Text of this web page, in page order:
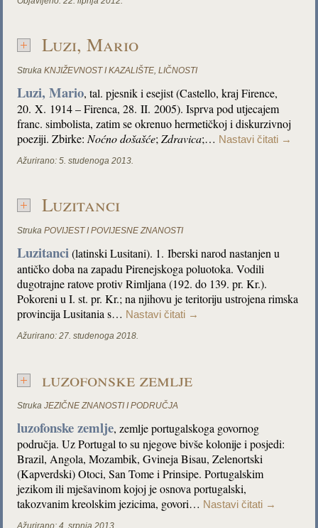
Luzi, Mario
Struka KNJIŽEVNOST I KAZALIŠTE,LIČNOSTI
Luzi, Mario, tal. pjesnik i esejist (Castello, kraj Firence,
20. X. 1914 – Firenca, 28. II. 2005). Isprva pod utjecajem
franc. simbolista, zatim se okrenuo hermetičkoj i diskurzivnoj
poeziji. Zbirke: Noćno došašće;Zdravica;… Nastavi čitati →
Ažurirano: 5. studenoga 2013.
Luzitanci
Struka POVIJEST I POVIJESNE ZNANOSTI
Luzitanci(latinski Lusitani). 1. Iberski narod nastanjen u
antičko doba na zapadu Pirenejskoga poluotoka. Vodili
dugotrajne ratove protiv Rimljana (192. do 139. pr. Kr.).
Pokoreni u I. st. pr. Kr.; na njihovu je teritoriju ustrojena rimska
provincija Lusitania s… Nastavi čitati →
Ažurirano: 27. studenoga 2018.
luzofonske zemlje
Struka JEZIČNE ZNANOSTI I PODRUČJA
luzofonske zemlje, zemlje portugalskoga govornog
područja. Uz Portugal to su njegove bivše kolonije i posjedi:
Brazil, Angola, Mozambik, Gvineja Bisau, Zelenortski
(Kapverdski) Otoci, San Tome i Prinsipe. Portugalskim
jezikom ili mješavinom kojoj je osnova portugalski,
takozvanim kreolskim jezicima, govori… Nastavi čitati →
Ažurirano: 4. srpnja 2013.